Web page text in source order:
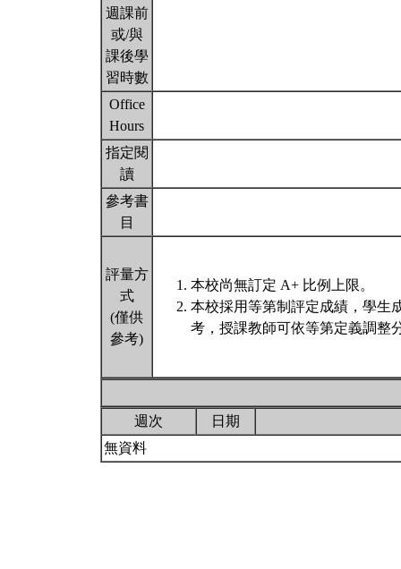
週課前
或/與
課後學
習時數
Office
Hours
指定閱
讀
參考書
目
評量方
式
(僅供
參考)
本校尚無訂定 A+ 比例上限。
本校採用等第制評定成績，學生
考，授課教師可依等第定義調整
週次
日期
無資料